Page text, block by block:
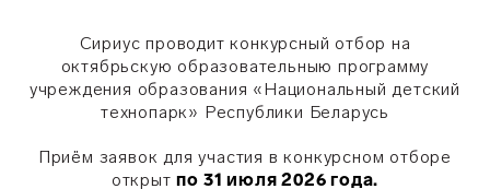
Сириус проводит конкурсный отбор на
октябрьскую образовательныю программу
учреждения образования «Национальный детский
технопарк» Республики Беларусь
Приём заявок для участия в конкурсном отборе
открытпо 31 июля 2026 года.